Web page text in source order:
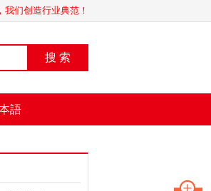
们创造行业典范！
搜 索
語